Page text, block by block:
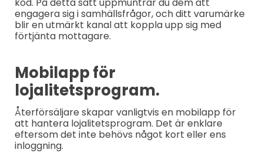
engagera sig i samhällsfrågor, och ditt varumärke
blir en utmärkt kanal att koppla upp sig med
förtjänta mottagare.
Mobilapp för
lojalitetsprogram.
Återförsäljare skapar vanligtvis en mobilapp för
att hantera lojalitetsprogram. Det är enklare
eftersom det inte behövs något kort eller ens
inloggning.